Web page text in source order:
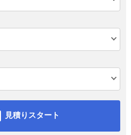
見積りスタート